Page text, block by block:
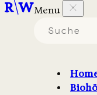
Menu
Biohöfe
Karte